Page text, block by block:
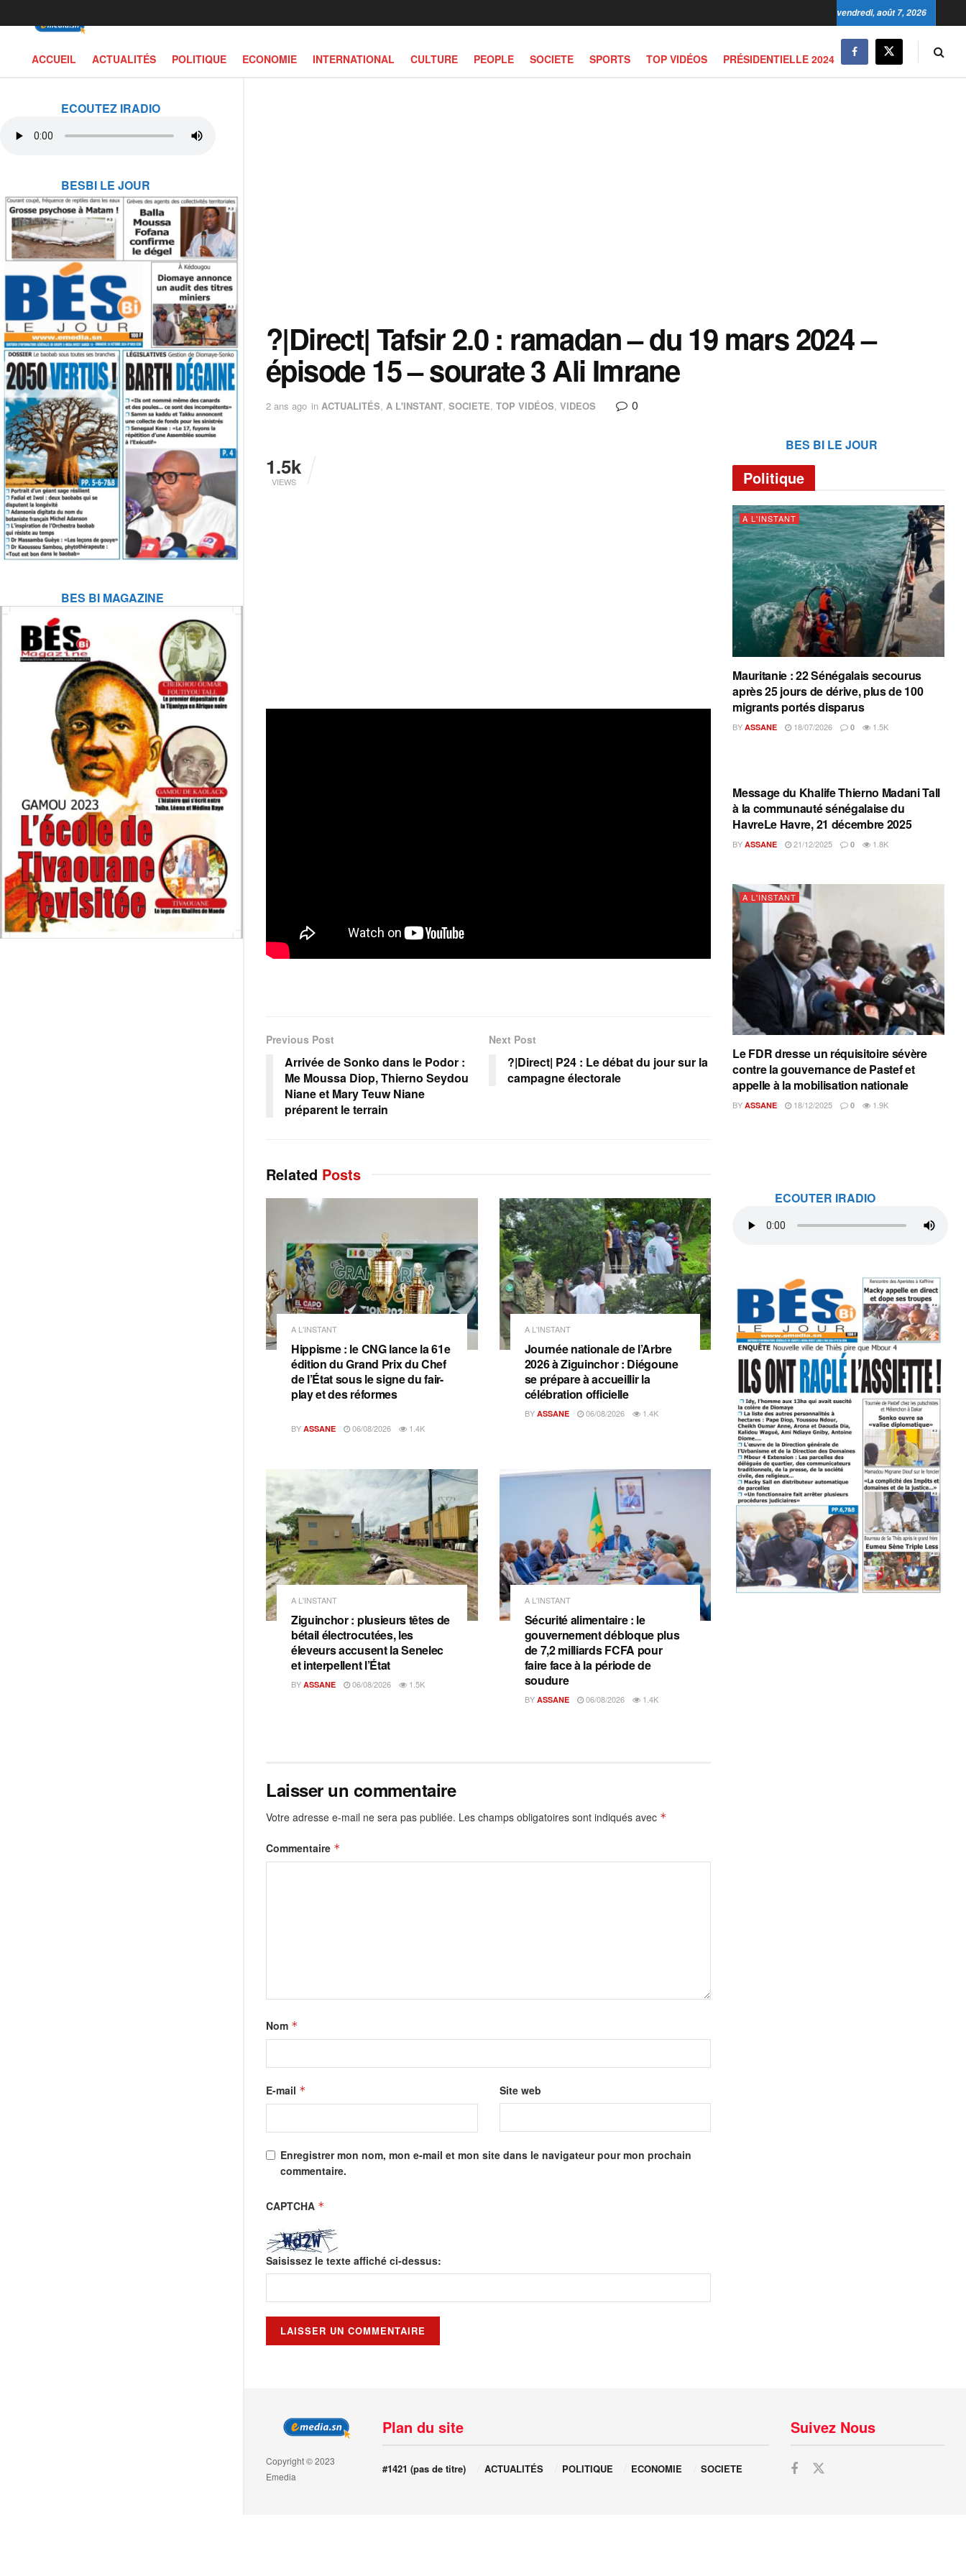
ECOUTEZ IRADIO
BESBI LE JOUR
BES BI MAGAZINE
vendredi, août 7, 2026
ACCUEIL ACTUALITÉS POLITIQUE ECONOMIE INTERNATIONAL CULTURE PEOPLE SOCIETE SPORTS TOP VIDÉOS PRÉSIDENTIELLE 2024
?|Direct| Tafsir 2.0 : ramadan – du 19 mars 2024 –
épisode 15 – sourate 3 Ali Imrane
2 ans ago in ACTUALITÉS, A L'INSTANT, SOCIETE, TOP VIDÉOS, VIDEOS 0
1.5k
VIEWS
Previous Post
Arrivée de Sonko dans le Podor :
Me Moussa Diop, Thierno Seydou
Niane et Mary Teuw Niane
préparent le terrain
Next Post
?|Direct| P24 : Le débat du jour sur la
campagne électorale
Related Posts
A L'INSTANT
Hippisme : le CNG lance la 61e
édition du Grand Prix du Chef
de l’État sous le signe du fair-
play et des réformes
BY ASSANE 06/08/2026 1.4K
A L'INSTANT
Journée nationale de l’Arbre
2026 à Ziguinchor : Diégoune
se prépare à accueillir la
célébration officielle
BY ASSANE 06/08/2026 1.4K
A L'INSTANT
Ziguinchor : plusieurs têtes de
bétail électrocutées, les
éleveurs accusent la Senelec
et interpellent l’État
BY ASSANE 06/08/2026 1.5K
A L'INSTANT
Sécurité alimentaire : le
gouvernement débloque plus
de 7,2 milliards FCFA pour
faire face à la période de
soudure
BY ASSANE 06/08/2026 1.4K
Laisser un commentaire
Votre adresse e-mail ne sera pas publiée. Les champs obligatoires sont indiqués avec *
Commentaire *
Nom *
E-mail * Site web
Enregistrer mon nom, mon e-mail et mon site dans le navigateur pour mon prochain
commentaire.
CAPTCHA *
Saisissez le texte affiché ci-dessus:
BES BI LE JOUR
Politique
A L'INSTANT
Mauritanie : 22 Sénégalais secourus
après 25 jours de dérive, plus de 100
migrants portés disparus
BY ASSANE 18/07/2026 0 1.5K
A L'INSTANT
Message du Khalife Thierno Madani Tall
à la communauté sénégalaise du
HavreLe Havre, 21 décembre 2025
BY ASSANE 21/12/2025 0 1.8K
A L'INSTANT
Le FDR dresse un réquisitoire sévère
contre la gouvernance de Pastef et
appelle à la mobilisation nationale
BY ASSANE 18/12/2025 0 1.9K
ECOUTER IRADIO
Copyright © 2023
Emedia
Plan du site
#1421 (pas de titre) ACTUALITÉS POLITIQUE ECONOMIE SOCIETE
Suivez Nous